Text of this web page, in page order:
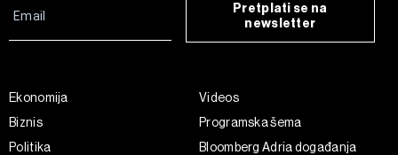
Pretplati se na
newsletter
Ekonomija
Biznis
Politika
Videos
Programska šema
Bloomberg Adria događanja